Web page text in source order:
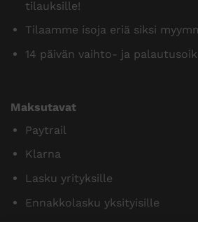
tilauksille!
Tilaamme isoja eriä siksi
14 päivän vaihto- ja
Maksutavat
Paytrail
Klarna
Lasku yrityksille
Ennakkolasku yksityisille